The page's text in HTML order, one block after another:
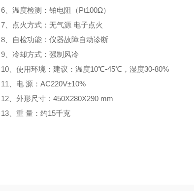
6、温度检测：铂电阻（Pt100Ω）
7、点火方式：无气源 电子点火
8、自检功能：仪器故障自动诊断
9、冷却方式：强制风冷
10、使用环境：建议：温度10℃-45℃，湿度30-80%
11、电 源：AC220V±10%
12、外形尺寸：450X280X290 mm
13、重 量：约15千克